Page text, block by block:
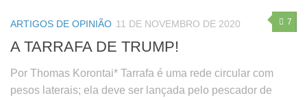
7
ARTIGOS DE OPINIÃO 11 DE NOVEMBRO DE 2020
A TARRAFA DE TRUMP!
Por Thomas Korontai* Tarrafa é uma rede circular com
pesos laterais; ela deve ser lançada pelo pescador de